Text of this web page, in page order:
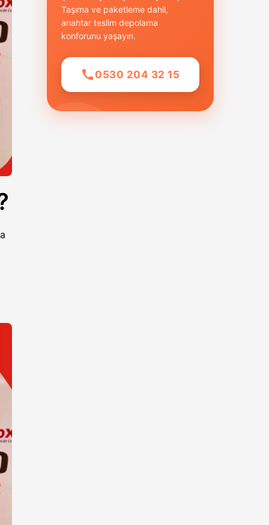
Taşıma ve paketleme dahil,
anahtar teslim depolama
konforunu yaşayın.
0530 204 32 15